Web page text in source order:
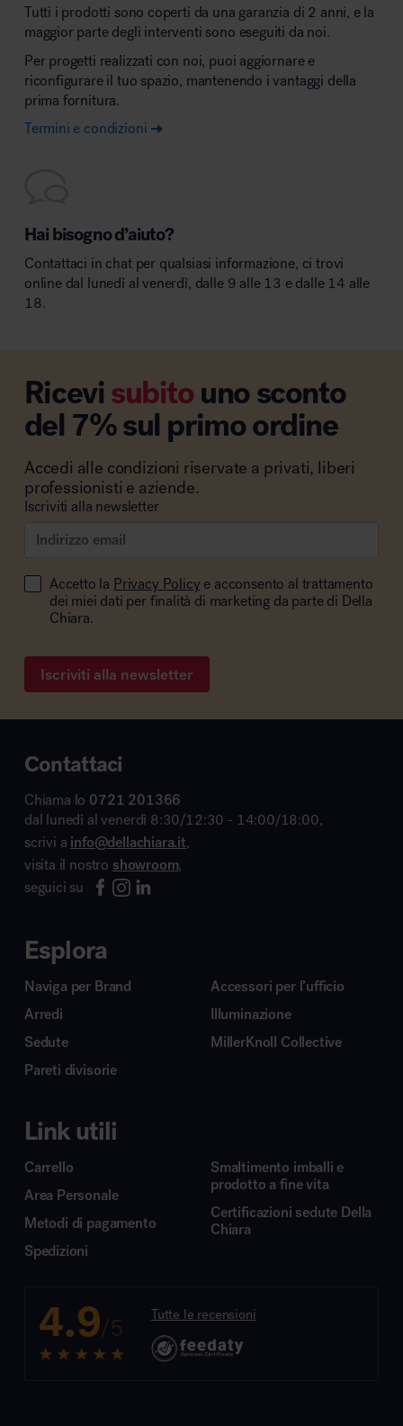
Tutti i prodotti sono coperti da una garanzia di 2 anni, e la
maggior parte degli interventi sono eseguiti da noi.
Per progetti realizzati con noi, puoi aggiornare e
riconfigurare il tuo spazio, mantenendo i vantaggi della
prima fornitura.
Termini e condizioni
Hai bisogno d’aiuto?
Contattaci in chat per qualsiasi informazione, ci trovi
online dal lunedì al venerdì, dalle 9 alle 13 e dalle 14 alle
18.
Ricevisubitouno sconto
del 7% sul primo ordine
Accedi alle condizioni riservate a privati, liberi
professionisti e aziende.
Iscriviti alla newsletter
Accetto la Privacy Policy e acconsento al trattamento
dei miei dati per finalità di marketing da parte di Della
Chiara.
Iscriviti alla newsletter
Contattaci
Chiama lo 0721 201366
dal lunedì al venerdì 8:30/12:30 - 14:00/18:00,
scrivi a info@dellachiara.it,
visita il nostro showroom,
seguici su
Esplora
Naviga per Brand
Arredi
Sedute
Pareti divisorie
Accessori per l’ufficio
Illuminazione
MillerKnoll Collective
Link utili
Carrello
Area Personale
Metodi di pagamento
Spedizioni
Smaltimento imballi e
prodotto a fine vita
Certificazioni sedute Della
Chiara
4.9/5 Tutte le recensioni